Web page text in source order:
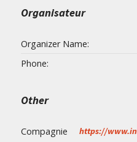
Organisateur
Organizer Name:
Phone:
Other
Compagnie https://